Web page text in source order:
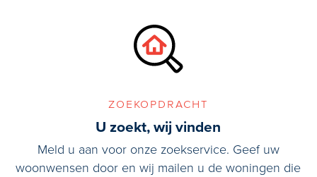
zoekopdracht
U zoekt, wij vinden
Meld u aan voor onze zoekservice. Geef uw
woonwensen door en wij mailen u de woningen die